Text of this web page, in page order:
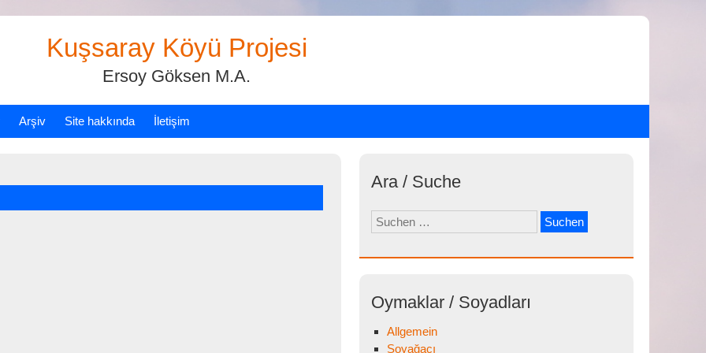
Kuşsaray Köyü Projesi
Ersoy Göksen M.A.
Arşiv Site hakkında İletişim
Ara / Suche
Suchen
nach:
Oymaklar / Soyadları
Allgemein
Soyağacı